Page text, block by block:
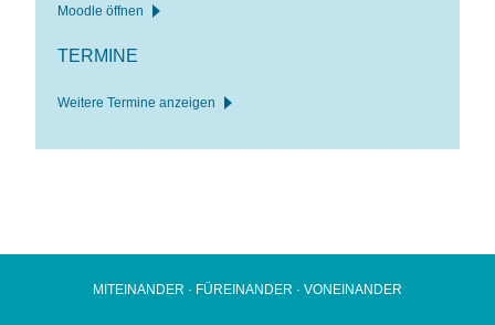
Moodle öffnen
TERMINE
Weitere Termine anzeigen
MITEINANDER · FÜREINANDER · VONEINANDER